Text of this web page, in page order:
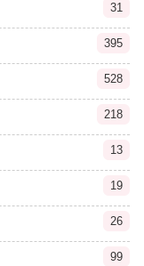
31
395
528
218
13
19
26
99